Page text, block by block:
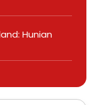
Hunian